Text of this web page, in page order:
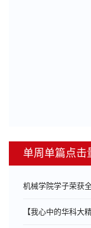
单周单篇点击
机械学院学子荣获
【我心中的华科大